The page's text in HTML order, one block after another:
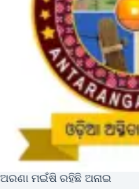
ଅରଣା ମଇଁଷି ରହିଛି ଅନାଇ